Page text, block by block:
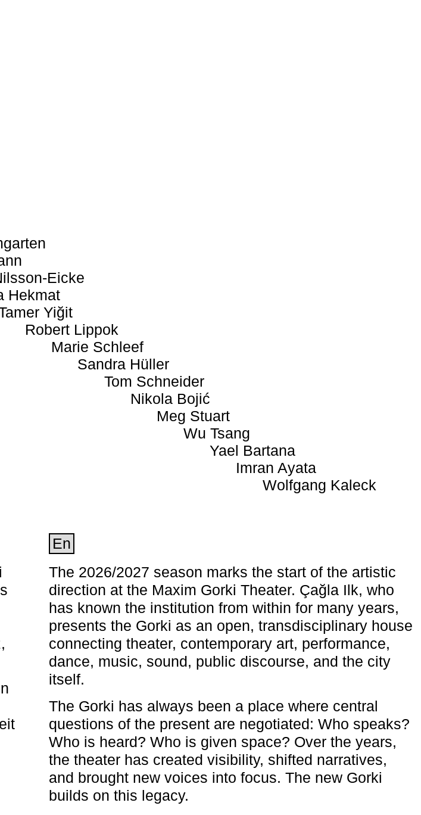
Eicke
Hekmat
Yiğit
Robert Lippok
Marie Schleef
Sandra Hüller
Tom Schneider
Nikola Bojić
Meg Stuart
Wu Tsang
Yael Bartana
Imran Ayata
Wolfgang Kaleck
En
The 2026/2027 season marks the start of the artistic
direction at the Maxim Gorki Theater. Çağla Ilk, who
has known the institution from within for many years,
presents the Gorki as an open, transdisciplinary house
connecting theater, contemporary art, performance,
dance, music, sound, public discourse, and the city
itself.
The Gorki has always been a place where central
questions of the present are negotiated: Who speaks?
Who is heard? Who is given space? Over the years,
the theater has created visibility, shifted narratives,
and brought new voices into focus. The new Gorki
builds on this legacy.